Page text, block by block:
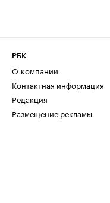
РБК
О компании
Контактная информация
Редакция
Размещение рекламы